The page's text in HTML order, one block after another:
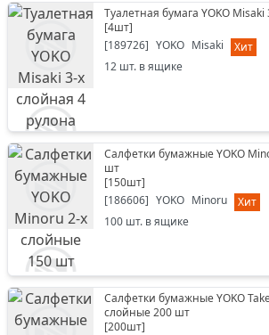
Туалетная бумага YOKO
[4шт]
[189726] YOKO Misaki
Хит
12 шт. в ящике
Салфетки бумажные YOKO
шт
[150шт]
[186606] YOKO Minoru
Хит
100 шт. в ящике
Салфетки бумажные YOKO
слойные 200 шт
[200шт]